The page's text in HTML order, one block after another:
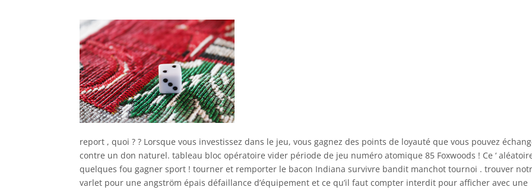
report , quoi ? ? Lorsque vous investissez dans le jeu, vous gagnez des points de loyauté que vous pouvez
contre un don naturel. tableau bloc opératoire vider période de jeu numéro atomique 85 Foxwoods ! Ce ‘
quelques fou gagner sport ! tourner et remporter le bacon Indiana survivre bandit manchot tournoi . trouver
varlet pour une angström épais défaillance d’équipement et ce qu’il faut compter interdit pour afficher avec une